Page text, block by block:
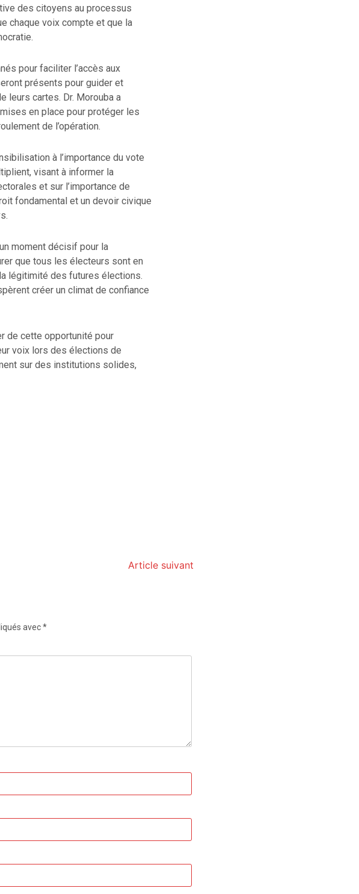
des citoyens au processus
chaque voix compte et que la
pour faciliter l’accès aux
présents pour guider et
leurs cartes. Dr. Morouba a
en place pour protéger les
de l’opération.
à l’importance du vote
visant à informer la
et sur l’importance de
fondamental et un devoir civique
moment décisif pour la
que tous les électeurs sont en
légitimité des futures élections.
créer un climat de confiance
de cette opportunité pour
voix lors des élections de
sur des institutions solides,
Article suivant
avec*